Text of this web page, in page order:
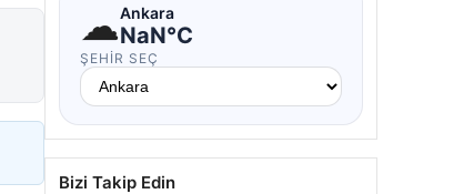
☁Ankara
NaN°C
ŞEHIR SEÇ
Bizi Takip Edin